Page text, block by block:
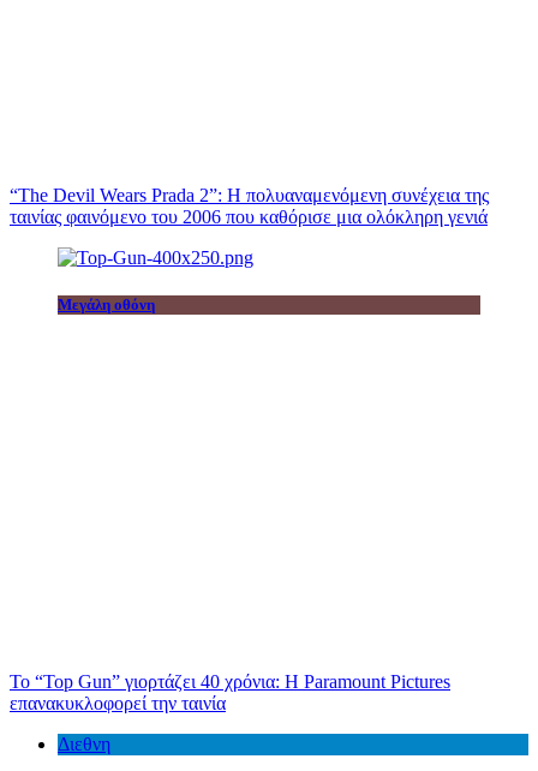
“The Devil Wears Prada 2”: Η πολυαναμενόμενη συνέχεια της
ταινίας φαινόμενο του 2006 που καθόρισε μια ολόκληρη γενιά
Μεγάλη οθόνη
Το “Top Gun” γιορτάζει 40 χρόνια: Η Paramount Pictures
επανακυκλοφορεί την ταινία
Διεθνη